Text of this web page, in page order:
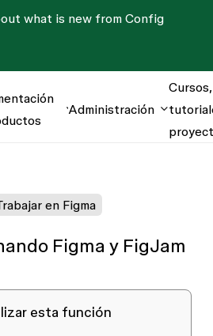
what is new from Config
Administración
Cursos,
en Figma
Figma y FigJam
esta función